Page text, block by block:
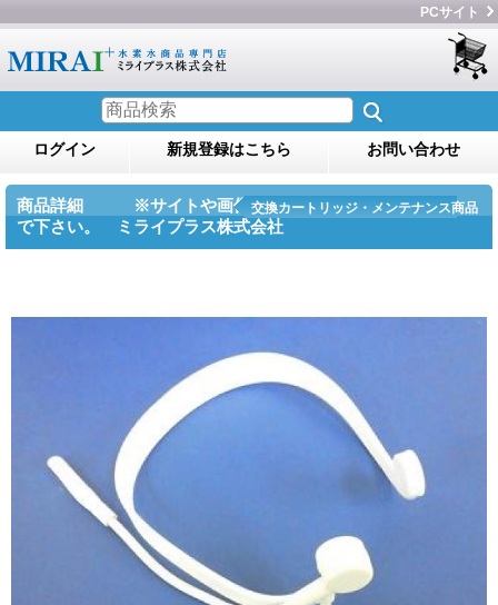
PCサイト
ログイン 新規登録はこちら お問い合わせ
商品詳細 ※サイトや画像のコピー・転用をしない
で下さい。 ミライプラス株式会社
交換カートリッジ・メンテナンス商品